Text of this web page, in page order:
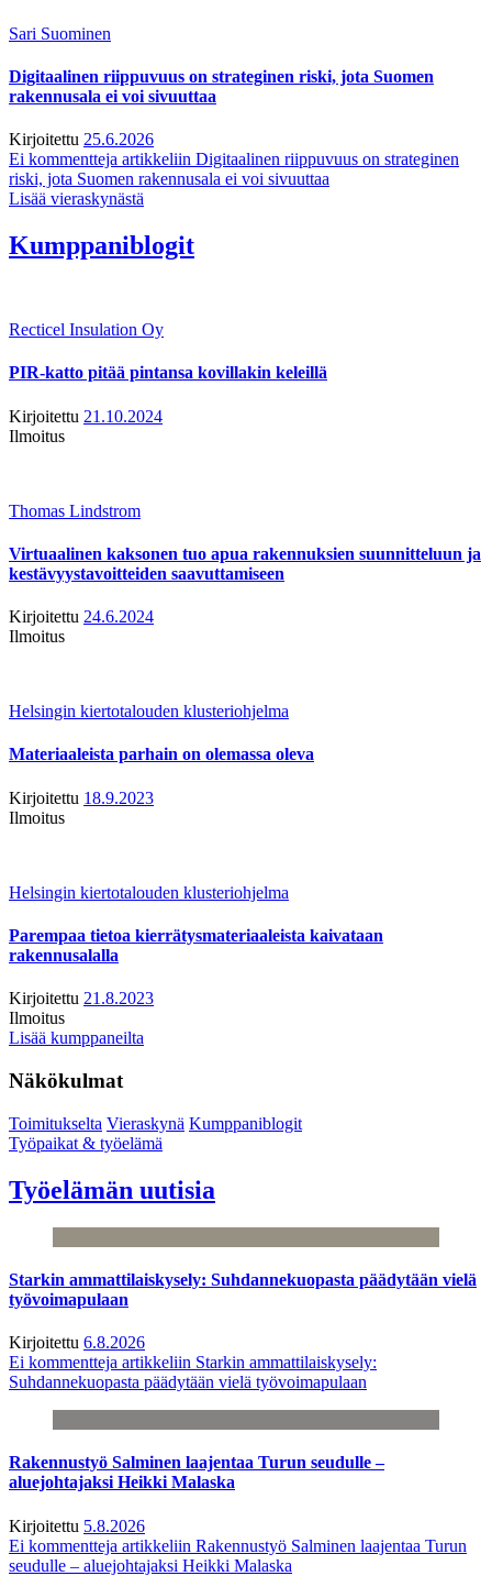
Sari Suominen
Digitaalinen riippuvuus on strateginen riski, jota Suomen
rakennusala ei voi sivuuttaa
Kirjoitettu 25.6.2026
Ei kommentteja artikkeliin Digitaalinen riippuvuus on strateginen
riski, jota Suomen rakennusala ei voi sivuuttaa
Lisää vieraskynästä
Kumppaniblogit
Recticel Insulation Oy
PIR-katto pitää pintansa kovillakin keleillä
Kirjoitettu 21.10.2024
Ilmoitus
Thomas Lindstrom
Virtuaalinen kaksonen tuo apua rakennuksien suunnitteluun ja
kestävyystavoitteiden saavuttamiseen
Kirjoitettu 24.6.2024
Ilmoitus
Helsingin kiertotalouden klusteriohjelma
Materiaaleista parhain on olemassa oleva
Kirjoitettu 18.9.2023
Ilmoitus
Helsingin kiertotalouden klusteriohjelma
Parempaa tietoa kierrätysmateriaaleista kaivataan
rakennusalalla
Kirjoitettu 21.8.2023
Ilmoitus
Lisää kumppaneilta
Näkökulmat
Toimitukselta Vieraskynä Kumppaniblogit
Työpaikat & työelämä
Työelämän uutisia
Starkin ammattilaiskysely: Suhdannekuopasta päädytään vielä
työvoimapulaan
Kirjoitettu 6.8.2026
Ei kommentteja artikkeliin Starkin ammattilaiskysely:
Suhdannekuopasta päädytään vielä työvoimapulaan
Rakennustyö Salminen laajentaa Turun seudulle –
aluejohtajaksi Heikki Malaska
Kirjoitettu 5.8.2026
Ei kommentteja artikkeliin Rakennustyö Salminen laajentaa Turun
seudulle – aluejohtajaksi Heikki Malaska